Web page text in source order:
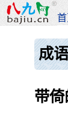
成
带